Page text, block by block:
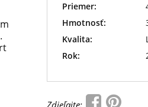
Priemer:
Hmotnosť:
Kvalita:
Rok:
Zdieľajte: